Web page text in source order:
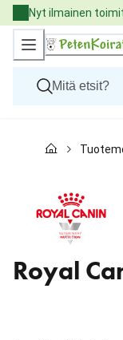
Skip
to
Content
Nyt ilmainen
Kissat
Tuotemerkit
Uutuudet
Tarjoukset
Palvelut
Royal